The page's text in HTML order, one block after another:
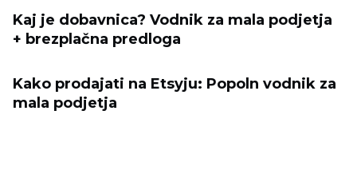
Kaj je dobavnica? Vodnik za mala podjetja
+ brezplačna predloga
Kako prodajati na Etsyju: Popoln vodnik za
mala podjetja